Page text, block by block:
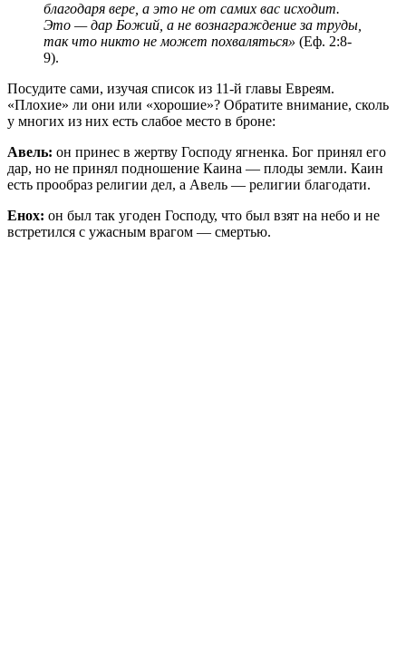
благодаря вере, а это не от самих вас исходит.
Это — дар Божий, а не вознаграждение за труды,
так что никто не может похваляться» (Еф. 2:8-
9).
Посудите сами, изучая список из 11-й главы Евреям.
«Плохие» ли они или «хорошие»? Обратите внимание, сколь
у многих из них есть слабое место в броне:
Авель: он принес в жертву Господу ягненка. Бог принял его
дар, но не принял подношение Каина — плоды земли. Каин
есть прообраз религии дел, а Авель — религии благодати.
Енох: он был так угоден Господу, что был взят на небо и не
встретился с ужасным врагом — смертью.